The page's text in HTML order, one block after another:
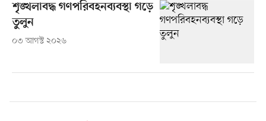
শৃঙ্খলাবদ্ধ গণপরিবহনব্যবস্থা গড়ে
তুলুন
০৩ আগস্ট ২০২৬